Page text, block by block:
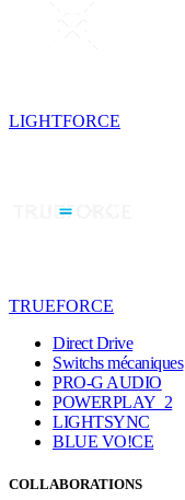
LIGHTFORCE
TRUEFORCE
Direct Drive
Switchs mécaniques
PRO-G AUDIO
POWERPLAY 2
LIGHTSYNC
BLUE VO!CE
COLLABORATIONS